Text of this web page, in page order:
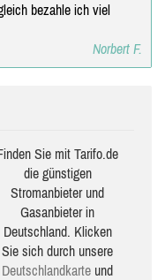
bezahle ich viel
Norbert F.
Sie mit Tarifo.de
die güns­ti­gen
Stromanbieter und
Gasanbieter in
Deutschland. Klicken
Sie sich durch unsere
Deutsch­land­karte und